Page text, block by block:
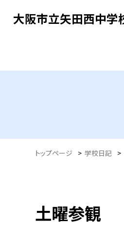
大阪市立矢田西中学
トップページ > 学校日記 >
土曜参観